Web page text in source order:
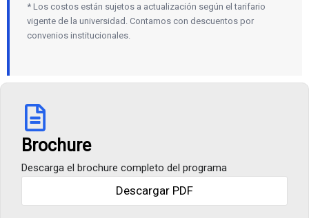
* Los costos están sujetos a actualización según el tarifario
vigente de la universidad. Contamos con descuentos por
convenios institucionales.
Brochure
Descarga el brochure completo del programa
Descargar PDF